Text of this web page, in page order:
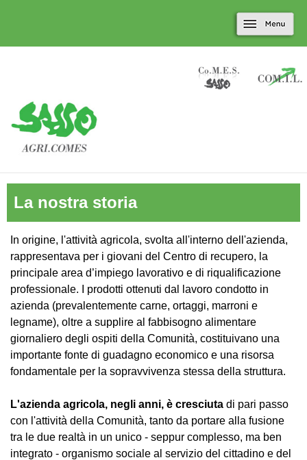
La nostra storia
In origine, l'attività agricola, svolta all'interno dell'azienda,
rappresentava per i giovani del Centro di recupero, la
principale area d’impiego lavorativo e di riqualificazione
professionale. I prodotti ottenuti dal lavoro condotto in
azienda (prevalentemente carne, ortaggi, marroni e
legname), oltre a supplire al fabbisogno alimentare
giornaliero degli ospiti della Comunità, costituivano una
importante fonte di guadagno economico e una risorsa
fondamentale per la sopravvivenza stessa della struttura.
L'azienda agricola, negli anni, è cresciuta di pari passo
con l'attività della Comunità, tanto da portare alla fusione
tra le due realtà in un unico - seppur complesso, ma ben
integrato - organismo sociale al servizio del cittadino e del